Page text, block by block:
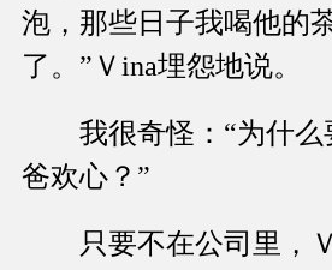
泡，那些日子我喝他的
了。”Ｖina埋怨地说。
我很奇怪：“为什么
爸欢心？”
只要不在公司里，Ｖ